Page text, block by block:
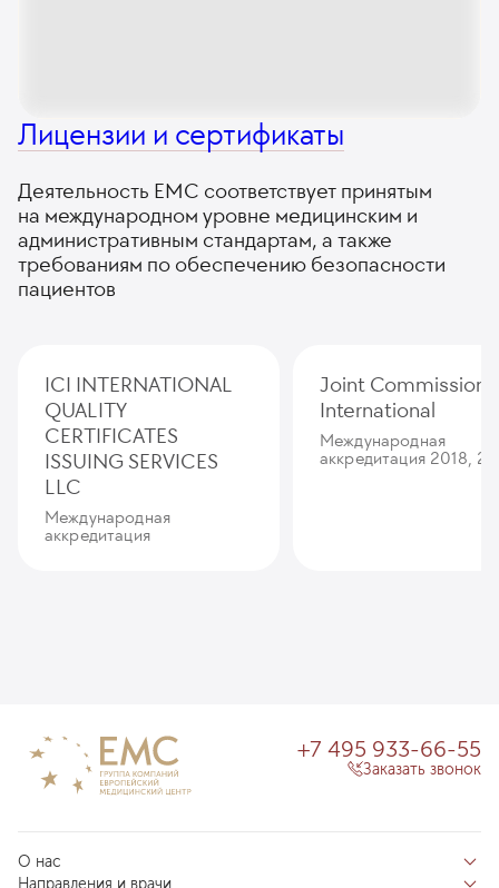
Лицензии и сертификаты
Деятельность ЕМС соответствует принятым
на международном уровне медицинским и
административным стандартам, а также
требованиям по обеспечению безопасности
пациентов
ICI INTERNATIONAL
QUALITY
CERTIFICATES
ISSUING SERVICES
LLC
Международная
аккредитация
Joint Commission
International
Международная
аккредитация 2018,
О нас
Направления и врачи
+7 495 933-66-55
Заказать звонок